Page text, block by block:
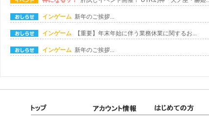
インゲーム 新年のご挨拶...
インゲーム 【重要】年末年始に伴う業務休業に関するお...
インゲーム 新年のご挨拶...